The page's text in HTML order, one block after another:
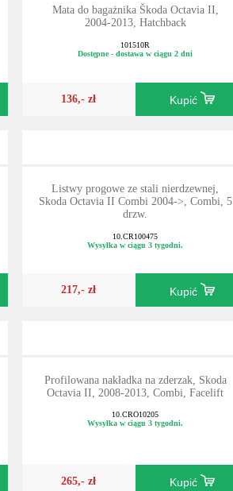
Mata do bagażnika Škoda Octavia II,
2004-2013, Hatchback
101510R
Dostępne - dostawa w ciągu 2 dni
136,- zł Kupić
Listwy progowe ze stali nierdzewnej,
Skoda Octavia II Combi 2004->, Combi, 5
drzw.
10.CR100475
Wysyłka w ciągu 3 tygodni.
217,- zł Kupić
Profilowana nakładka na zderzak, Skoda
Octavia II, 2008-2013, Combi, Facelift
10.CRO10205
Wysyłka w ciągu 3 tygodni.
265,- zł Kupić